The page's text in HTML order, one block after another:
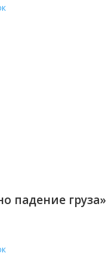
падение груза»